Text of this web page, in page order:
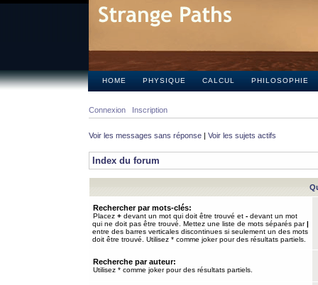
HOME PHYSIQUE CALCUL PHILOSOPHIE
Connexion Inscription
Voir les messages sans réponse | Voir les sujets actifs
Index du forum
Rechercher par mots-clés:
Placez + devant un mot qui doit être trouvé et - devant un mot
qui ne doit pas être trouvé. Mettez une liste de mots séparés par|
entre des barres verticales discontinues si seulement un des mots
doit être trouvé. Utilisez * comme joker pour des résultats partiels.
Recherche par auteur:
Utilisez * comme joker pour des résultats partiels.